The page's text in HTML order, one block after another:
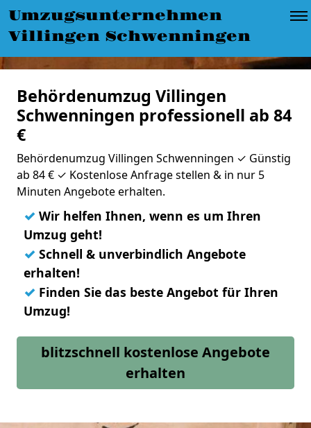
Umzugsunternehmen
Villingen Schwenningen
Behördenumzug Villingen
Schwenningen professionell ab 84
€
Behördenumzug Villingen Schwenningen ✓ Günstig
ab 84 € ✓ Kostenlose Anfrage stellen & in nur 5
Minuten Angebote erhalten.
✓ Wir helfen Ihnen, wenn es um Ihren
Umzug geht!
✓ Schnell & unverbindlich Angebote
erhalten!
✓ Finden Sie das beste Angebot für Ihren
Umzug!
blitzschnell kostenlose Angebote
erhalten